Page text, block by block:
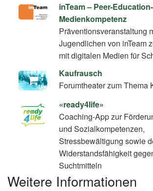
inTeam – Peer-
Medienkompetenz
Präventionsveranstaltung
Jugendlichen von inTeam
mit digitalen Medien für
Kaufrausch
Forumtheater zum Thema
«ready4life»
Coaching-App zur
und Sozialkompetenzen,
Stressbewältigung sowie
Widerstandsfähigkeit
Suchtmitteln
Weitere Informationen